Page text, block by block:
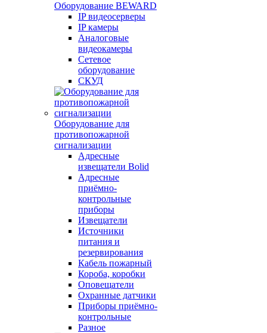
Оборудование BEWARD
IP видеосерверы
IP камеры
Аналоговые
видеокамеры
Сетевое
оборудование
СКУД
Оборудование для
противопожарной
сигнализации
Адресные
извещатели Bolid
Адресные
приёмно-
контрольные
приборы
Извещатели
Источники
питания и
резервирования
Кабель пожарный
Короба, коробки
Оповещатели
Охранные датчики
Приборы приёмно-
контрольные
Разное